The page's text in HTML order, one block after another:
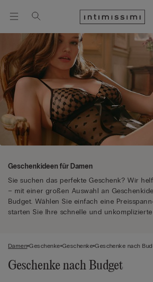
Geschenkideen für Damen
Sie suchen das perfekte Geschenk? Wir
– mit einer großen Auswahl an
Budget. Wählen Sie einfach eine
starten Sie Ihre schnelle und unkomplizierte
Damen Geschenke Geschenke Geschenke nach
Geschenke nach Budget